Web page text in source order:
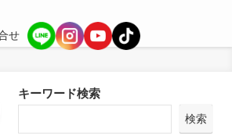
せ
キーワード検索
検索